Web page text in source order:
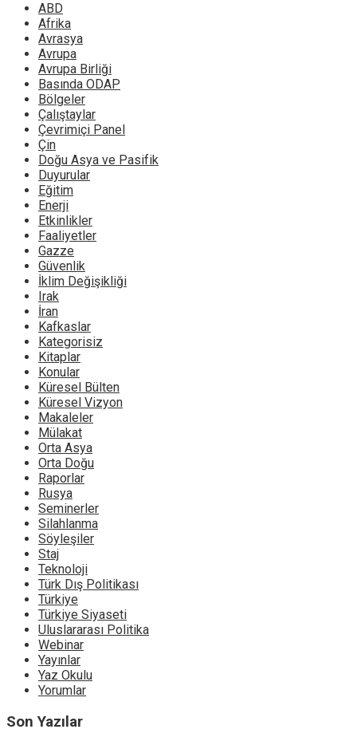
ABD
Afrika
Avrasya
Avrupa
Avrupa Birliği
Basında ODAP
Bölgeler
Çalıştaylar
Çevrimiçi Panel
Çin
Doğu Asya ve Pasifik
Duyurular
Eğitim
Enerji
Etkinlikler
Faaliyetler
Gazze
Güvenlik
İklim Değişikliği
Irak
İran
Kafkaslar
Kategorisiz
Kitaplar
Konular
Küresel Bülten
Küresel Vizyon
Makaleler
Mülakat
Orta Asya
Orta Doğu
Raporlar
Rusya
Seminerler
Silahlanma
Söyleşiler
Staj
Teknoloji
Türk Dış Politikası
Türkiye
Türkiye Siyaseti
Uluslararası Politika
Webinar
Yayınlar
Yaz Okulu
Yorumlar
Son Yazılar